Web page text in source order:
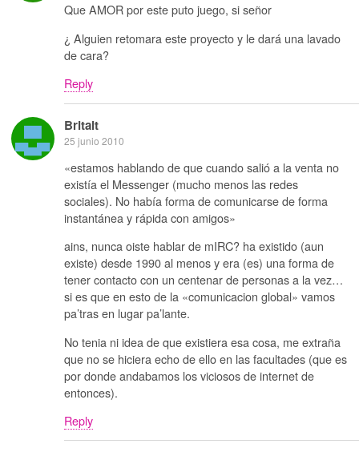
Que AMOR por este puto juego, si señor
¿ Alguien retomara este proyecto y le dará una lavado
de cara?
Reply
Britait
25 junio 2010
«estamos hablando de que cuando salió a la venta no
existía el Messenger (mucho menos las redes
sociales). No había forma de comunicarse de forma
instantánea y rápida con amigos»
ains, nunca oiste hablar de mIRC? ha existido (aun
existe) desde 1990 al menos y era (es) una forma de
tener contacto con un centenar de personas a la vez…
si es que en esto de la «comunicacion global» vamos
pa’tras en lugar pa’lante.
No tenia ni idea de que existiera esa cosa, me extraña
que no se hiciera echo de ello en las facultades (que es
por donde andabamos los viciosos de internet de
entonces).
Reply